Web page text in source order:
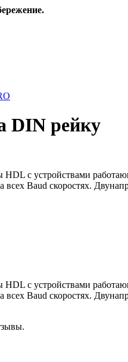
DIN рейку
с устройствами
Baud скоростях.
с устройствами
Baud скоростях.